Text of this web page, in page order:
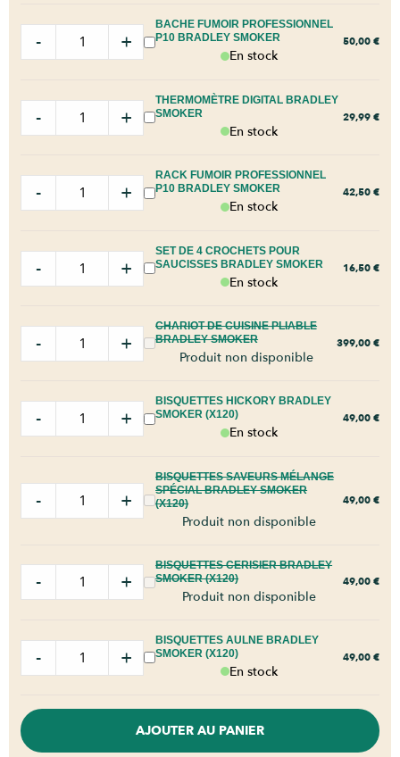
BACHE FUMOIR PROFESSIONNEL
P10 BRADLEY SMOKER
En stock
- + 50,00 €
THERMOMÈTRE DIGITAL BRADLEY
SMOKER
En stock
- + 29,99 €
RACK FUMOIR PROFESSIONNEL
P10 BRADLEY SMOKER
En stock
- + 42,50 €
SET DE 4 CROCHETS POUR
SAUCISSES BRADLEY SMOKER
En stock
- + 16,50 €
CHARIOT DE CUISINE PLIABLE
BRADLEY SMOKER
Produit non disponible
- + 399,00 €
BISQUETTES HICKORY BRADLEY
SMOKER (X120)
En stock
- + 49,00 €
BISQUETTES SAVEURS MÉLANGE
SPÉCIAL BRADLEY SMOKER
(X120)
Produit non disponible
- + 49,00 €
BISQUETTES CERISIER BRADLEY
SMOKER (X120)
Produit non disponible
- + 49,00 €
BISQUETTES AULNE BRADLEY
SMOKER (X120)
En stock
- + 49,00 €
AJOUTER AU PANIER